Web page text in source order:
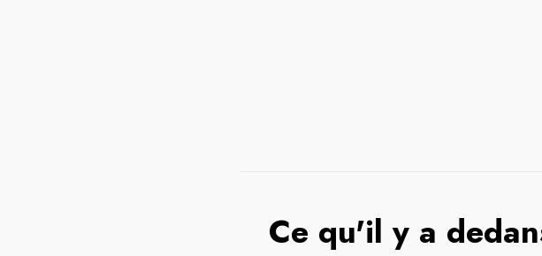
Ce qu'il y a